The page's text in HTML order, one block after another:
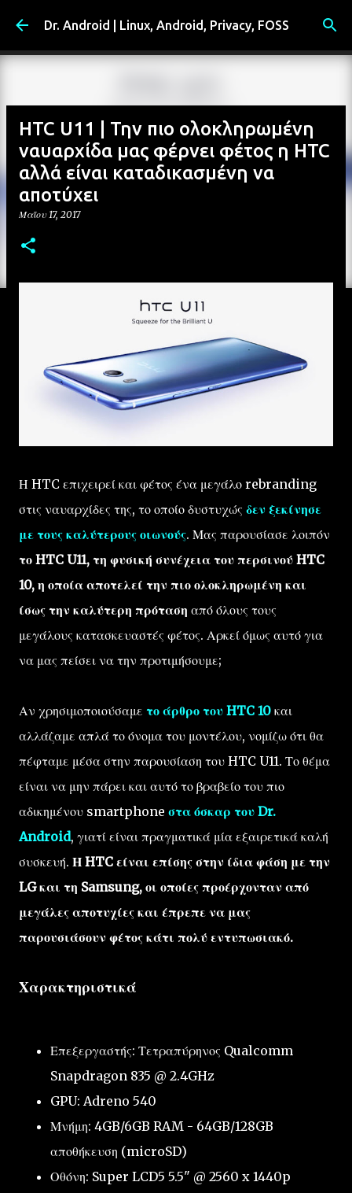
Μετάβαση στο κύριο περιεχόμενο
Dr. Android | Linux, Android, Privacy, FOSS
HTC U11 | Την πιο ολοκληρωμένη
ναυαρχίδα μας φέρνει φέτος η HTC
αλλά είναι καταδικασμένη να
αποτύχει
Μαΐου 17, 2017
Η HTC επιχειρεί και φέτος ένα μεγάλο rebranding
στις ναυαρχίδες της, το οποίο δυστυχώς δεν ξεκίνησε
με τους καλύτερους οιωνούς. Μας παρουσίασε λοιπόν
το HTC U11, τη φυσική συνέχεια του περσινού HTC
10, η οποία αποτελεί την πιο ολοκληρωμένη και
ίσως την καλύτερη πρόταση από όλους τους
μεγάλους κατασκευαστές φέτος. Αρκεί όμως αυτό για
να μας πείσει να την προτιμήσουμε;
Αν χρησιμοποιούσαμε το άρθρο του HTC 10 και
αλλάζαμε απλά το όνομα του μοντέλου, νομίζω ότι θα
πέφταμε μέσα στην παρουσίαση του HTC U11. Το θέμα
είναι να μην πάρει και αυτό το βραβείο του πιο
αδικημένου smartphone στα όσκαρ του Dr.
Android, γιατί είναι πραγματικά μία εξαιρετικά καλή
συσκευή. Η HTC είναι επίσης στην ίδια φάση με την
LG και τη Samsung, οι οποίες προέρχονταν από
μεγάλες αποτυχίες και έπρεπε να μας
παρουσιάσουν φέτος κάτι πολύ εντυπωσιακό.
Χαρακτηριστικά
Επεξεργαστής: Τετραπύρηνος Qualcomm
Snapdragon 835 @ 2.4GHz
GPU: Adreno 540
Μνήμη: 4GB/6GB RAM - 64GB/128GB
αποθήκευση (microSD)
Οθόνη: Super LCD5 5.5" @ 2560 x 1440p